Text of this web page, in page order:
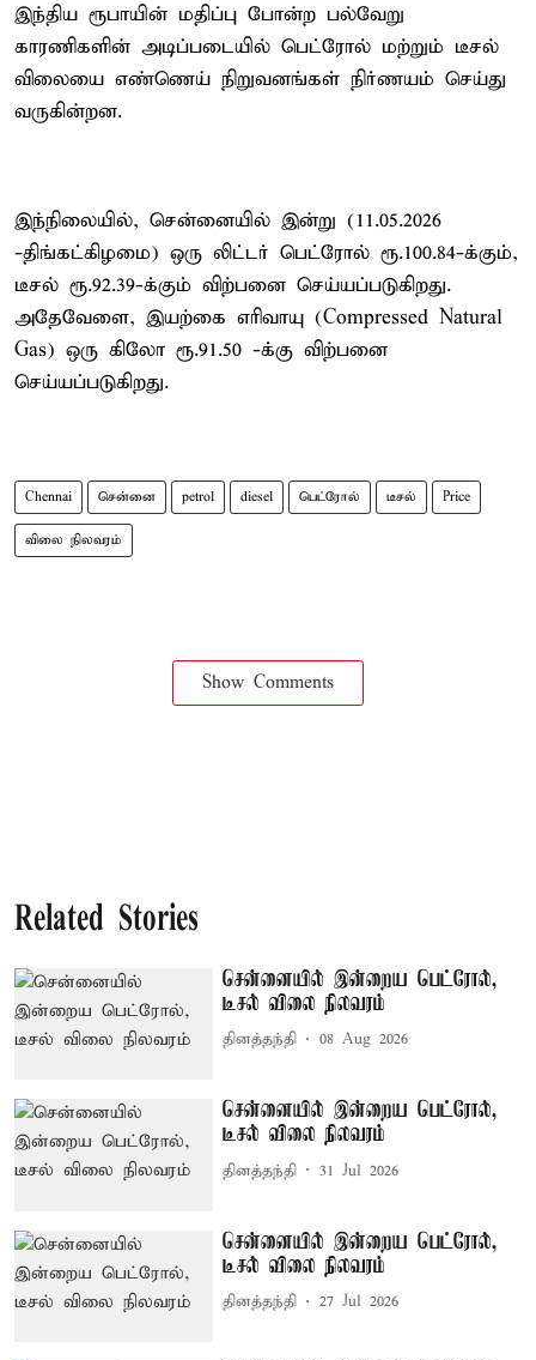
இந்திய ரூபாயின் மதிப்பு போன்ற பல்வேறு
காரணிகளின் அடிப்படையில் பெட்ரோல் மற்றும் டீசல்
விலையை எண்ணெய் நிறுவனங்கள் நிர்ணயம் செய்து
வருகின்றன.
இந்நிலையில், சென்னையில் இன்று (11.05.2026
-திங்கட்கிழமை) ஒரு லிட்டர் பெட்ரோல் ரூ.100.84-க்கும்,
டீசல் ரூ.92.39-க்கும் விற்பனை செய்யப்படுகிறது.
அதேவேளை, இயற்கை எரிவாயு (Compressed Natural
Gas) ஒரு கிலோ ரூ.91.50 -க்கு விற்பனை
செய்யப்படுகிறது.
Chennai சென்னை petrol diesel பெட்ரோல் டீசல் Price
விலை நிலவரம்
Show Comments
Related Stories
சென்னையில் இன்றைய பெட்ரோல்,
டீசல் விலை நிலவரம்
தினத்தந்தி 08 Aug 2026
சென்னையில் இன்றைய பெட்ரோல்,
டீசல் விலை நிலவரம்
தினத்தந்தி 31 Jul 2026
சென்னையில் இன்றைய பெட்ரோல்,
டீசல் விலை நிலவரம்
தினத்தந்தி 27 Jul 2026